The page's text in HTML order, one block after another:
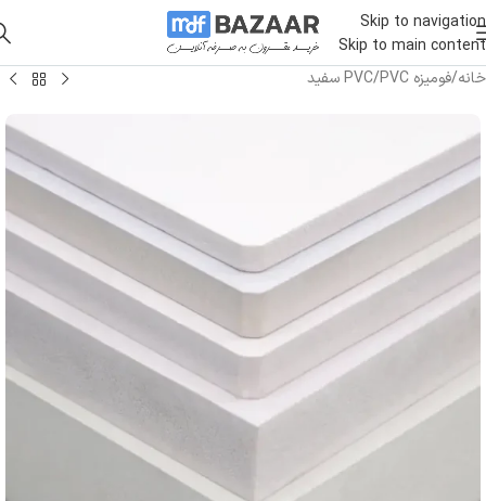
Skip to navigation
Skip to main content
خانه/فومیزه PVC /PVC سفید